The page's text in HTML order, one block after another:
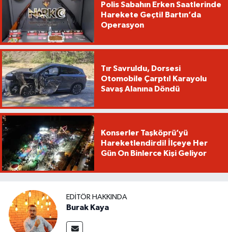
Polis Sabahın Erken Saatlerinde
Harekete Geçti! Bartın’da
Operasyon
Tır Savruldu, Dorsesi
Otomobile Çarptı! Karayolu
Savaş Alanına Döndü
Konserler Taşköprü’yü
Hareketlendirdi! İlçeye Her
Gün On Binlerce Kişi Geliyor
EDITÖR HAKKINDA
Burak Kaya